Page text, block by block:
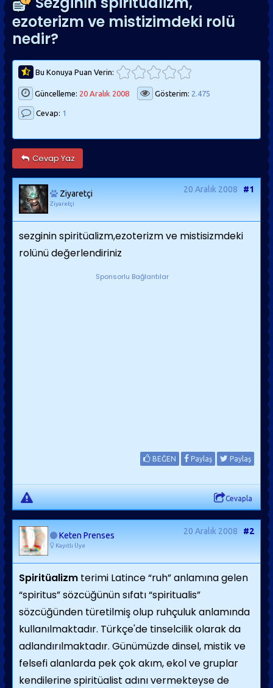
ezoterizm ve mistizimdeki rolü
nedir?
Bu Konuya Puan Verin:
Güncelleme: 20 Aralık 2008 Gösterim: 2.475
Cevap: 1
Cevap Yaz
Ziyaretçi
Ziyaretçi
20 Aralık 2008 #1
sezginin spiritüalizm,ezoterizm ve mistisizmdeki
rolünü değerlendiriniz
Sponsorlu Bağlantılar
BEĞEN Paylaş Paylaş
Cevapla
Keten Prenses
Kayıtlı Üye
20 Aralık 2008 #2
Spiritüalizm terimi Latince “ruh” anlamına gelen
“spiritus” sözcüğünün sıfatı “spiritualis”
sözcüğünden türetilmiş olup ruhçuluk anlamında
kullanılmaktadır. Türkçe'de tinselcilik olarak da
adlandırılmaktadır. Günümüzde dinsel, mistik ve
felsefi alanlarda pek çok akım, ekol ve gruplar
kendilerine spiritüalist adını vermekteyse de